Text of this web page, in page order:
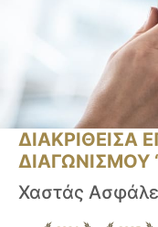
ΔΙΑΚΡΙΘΕΙΣΑ
ΔΙΑΓΩΝΙΣΜΟΥ
Χαστάς